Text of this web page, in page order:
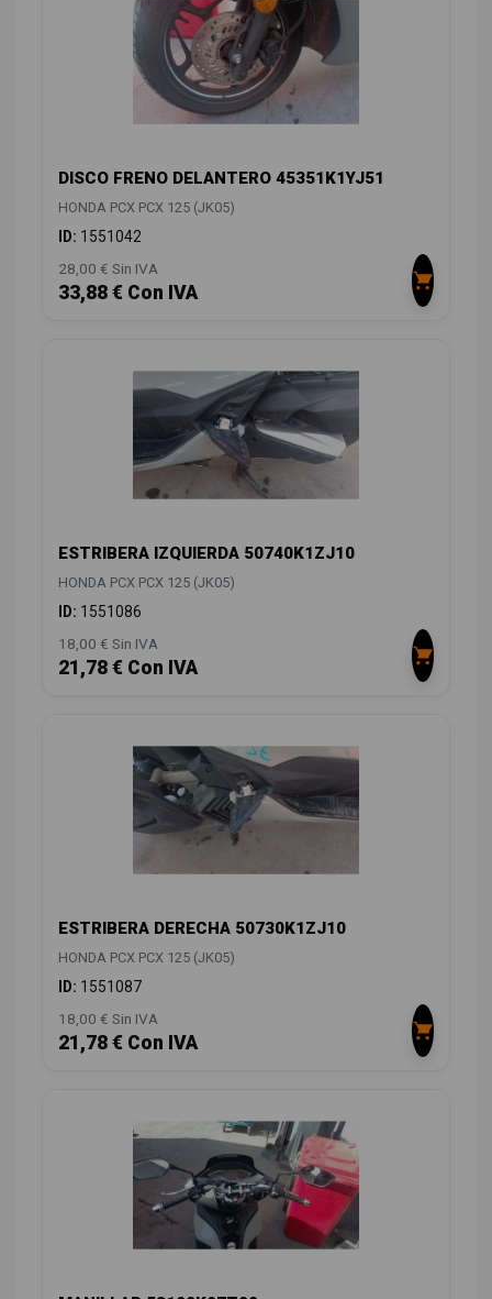
DISCO FRENO DELANTERO 45351K1YJ51
HONDA PCX PCX 125 (JK05)
ID: 1551042
28,00 € Sin IVA
33,88 € Con IVA
ESTRIBERA IZQUIERDA 50740K1ZJ10
HONDA PCX PCX 125 (JK05)
ID: 1551086
18,00 € Sin IVA
21,78 € Con IVA
ESTRIBERA DERECHA 50730K1ZJ10
HONDA PCX PCX 125 (JK05)
ID: 1551087
18,00 € Sin IVA
21,78 € Con IVA